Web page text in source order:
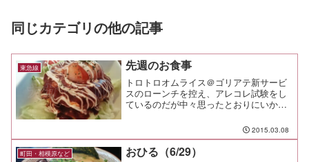
同じカテゴリの他の記事
東急線 先週のお食事
トロトロオムライス＠ゴリアテ新サービ
スのローンチを控え、アレコレ試験をし
ているのだが中々思ったとおりにいかな
お昼。 いつものオムライスに舌鼓を打
ちつつ、仲間の食べていたロコモコ丼も
うまそうだな・・・と次回...
2015.03.08
町田・相模原など おひる（6/29）